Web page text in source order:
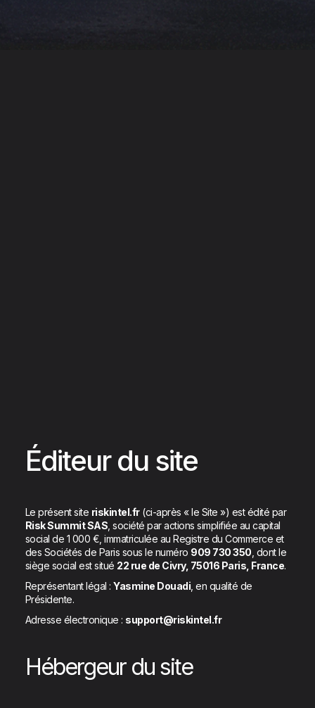
Éditeur du site
Le présent site riskintel.fr(ci-après « le Site ») est édité par
Risk Summit SAS , société par actions simplifiée au capital
social de 1 000 €, immatriculée au Registre du Commerce et
des Sociétés de Paris sous le numéro 909 730 350 , dont le
siège social est situé 22 rue de Civry, 75016 Paris, France.
Représentant légal :Yasmine Douadi , en qualité de
Présidente.
Adresse électronique : support@riskintel.fr
Hébergeur du site